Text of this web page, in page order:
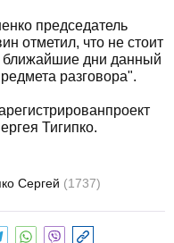
председатель
отметил, что не стоит
ближайшие дни данный
разговора".
Тигипко.
Сергей (1737)